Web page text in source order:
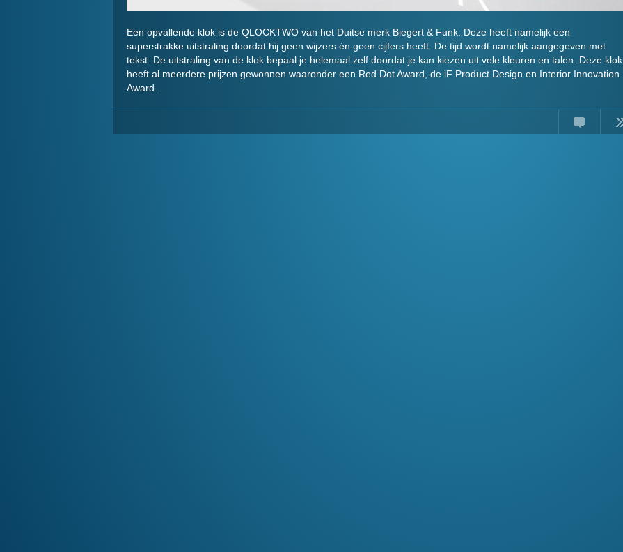
Een opvallende klok is de QLOCKTWO van het Duitse merk Biegert & Funk. Deze heeft namelijk een
superstrakke uitstraling doordat hij geen wijzers én geen cijfers heeft. De tijd wordt namelijk aangegeven met
tekst. De uitstraling van de klok bepaal je helemaal zelf doordat je kan kiezen uit vele kleuren en talen. Deze klok
heeft al meerdere prijzen gewonnen waaronder een Red Dot Award, de iF Product Design en Interior Innovation
Award.